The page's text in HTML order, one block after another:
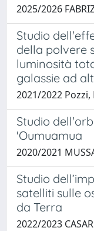
2025/2026
Studio
della polvere
luminosità
galassie ad
2021/2022 Pozzi,
Studio
'Oumuamua
2020/2021
Studio
satelliti sulle
da Terra
2022/2023